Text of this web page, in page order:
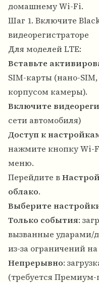
домашнему Wi-Fi.
Шаг 1. Включите
видеорегистраторе
Для моделей LTE:
Вставьте
SIM-карты (нано-
корпусом камеры).
Включите
сети автомобиля)
Доступ к
нажмите кнопку Wi-
меню.
Перейдите в
облако.
Выберите
Только события:
вызванные ударами/
из-за ограничений
Непрерывно:
(требуется